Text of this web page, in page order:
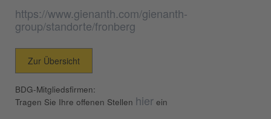
https://www.gienanth.com/gienanth-
group/standorte/fronberg
Zur Übersicht
BDG-Mitgliedsfirmen:
Tragen Sie Ihre offenen Stellen hier ein